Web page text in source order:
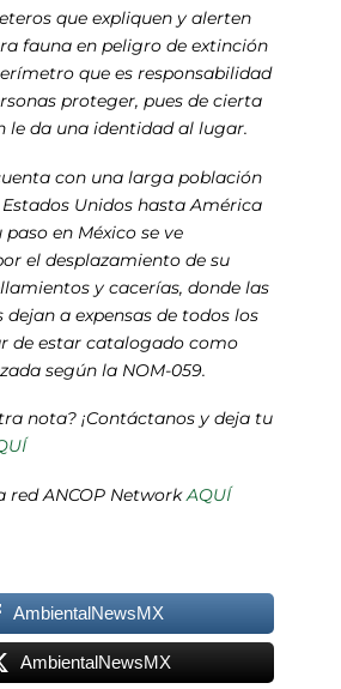
que expliquen y alerten
fauna en peligro de extinción
que es responsabilidad
proteger, pues de cierta
le da una identidad al lugar.
con una larga población
Unidos hasta América
paso en México se ve
el desplazamiento de su
y cacerías, donde las
a expensas de todos los
de estar catalogado como
según la NOM-059.
nota? ¡Contáctanos y deja tu
red ANCOP NetworkAQUÍ
AmbientalNewsMX
AmbientalNewsMX